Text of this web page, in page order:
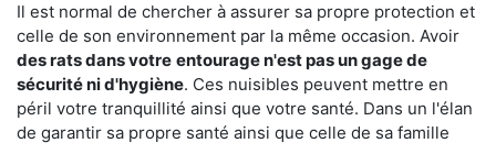
Il est normal de chercher à assurer sa propre protection et
celle de son environnement par la même occasion. Avoir
des rats dans votre entourage n'est pas un gage de
sécurité ni d'hygiène. Ces nuisibles peuvent mettre en
péril votre tranquillité ainsi que votre santé. Dans un l'élan
de garantir sa propre santé ainsi que celle de sa famille